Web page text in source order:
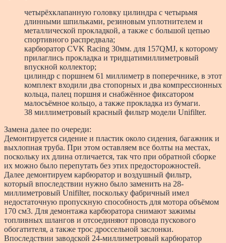
четырёхклапанную головку цилиндра с четырьмя
длинными шпильками, резиновым уплотнителем и
металлической прокладкой, а также с большой цепью
спортивного распредвала;
карбюратор CVK Racing 30мм. для 157QMJ, к которому
прилаглись прокладка и тридцатимиллиметровый
впускной коллектор;
цилиндр с поршнем 61 миллиметр в поперечнике, в этот
комплект входили два стопорных и два компрессионных
кольца, палец поршня и снабжённое фиксатором
малосъёмное кольцо, а также прокладка из бумаги.
38 миллиметровый красный фильтр модели Unifilter.
Замена далее по очереди:
Демонтируется сидение и пластик около сидения, багажник и
выхлопная труба. При этом оставляем все болты на местах,
поскольку их длина отличается, так что при обратной сборке
их можно было перепутать без этих предосторожностей.
Далее демонтируем карбюратор и воздушный фильтр,
который впоследствии нужно было заменить на 28-
миллиметровый Unifilter, поскольку фабричный имел
недостаточную пропускную способность для мотора объёмом
170 см3. Для демонтажа карбюратора снимают зажимы
топливных шлангов и отсоединяют провода пускового
обогатителя, а также трос дроссельной заслонки.
Впоследствии заводской 24-миллиметровый карбюратор